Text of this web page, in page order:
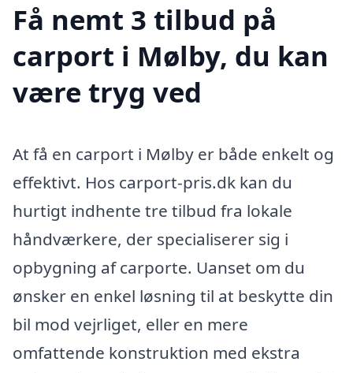
Få nemt 3 tilbud på
carport i Mølby, du kan
være tryg ved
At få en carport i Mølby er både enkelt og
effektivt. Hos carport-pris.dk kan du
hurtigt indhente tre tilbud fra lokale
håndværkere, der specialiserer sig i
opbygning af carporte. Uanset om du
ønsker en enkel løsning til at beskytte din
bil mod vejrliget, eller en mere
omfattende konstruktion med ekstra